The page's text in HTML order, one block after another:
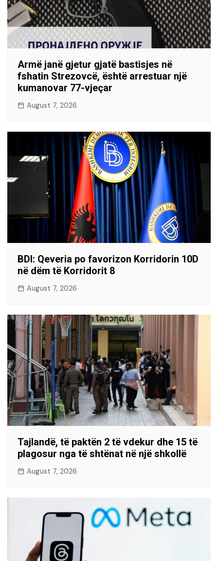
Armë janë gjetur gjatë bastisjes në
fshatin Strezovcë, është arrestuar një
kumanovar 77-vjeçar
August 7, 2026
BDI: Qeveria po favorizon Korridorin 10D
në dëm të Korridorit 8
August 7, 2026
Tajlandë, të paktën 2 të vdekur dhe 15 të
plagosur nga të shtënat në një shkollë
August 7, 2026